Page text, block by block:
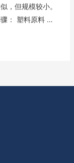
，但规模较小。
： 塑料原料 …